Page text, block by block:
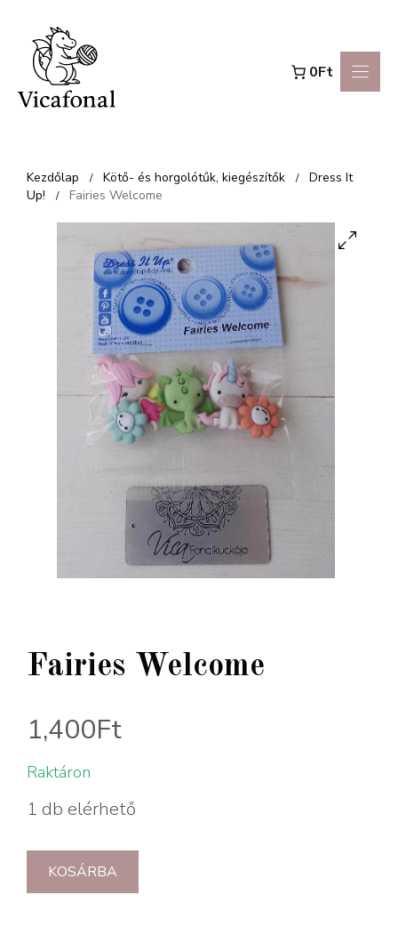
Kilépés
tartalomba
0Ft
Kezdőlap / Kötő- és horgolótűk, kiegészítők /
Dress It
Up!
/ Fairies Welcome
Fairies Welcome
1,400Ft
Raktáron
1 db elérhető
KOSÁRBA